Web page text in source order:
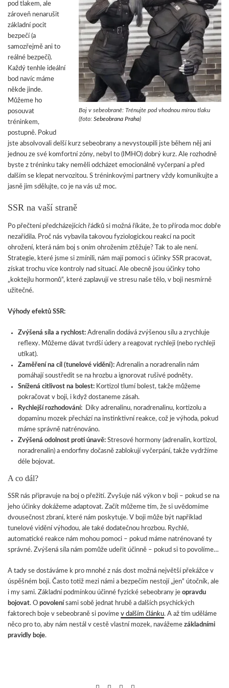
Boj v sebeobraně: Trénujte pod vhodnou mírou tlaku
(foto: Sebeobrana Praha)
pod tlakem, ale
zároveň nenarušit
základní pocit
bezpečí (a
samozřejmě ani to
reálné bezpečí).
Každý tenhle ideální
bod navíc máme
někde jinde.
Můžeme ho
posouvat
tréninkem,
postupně. Pokud
jste absolvovali delší kurz sebeobrany a nevystoupili jste během něj ani
jednou ze své komfortní zóny, nebyl to (IMHO) dobrý kurz. Ale rozhodně
byste z tréninku taky neměli odcházet emocionálně vyčerpaní a před
dalším se klepat nervozitou. S tréninkovými partnery vždy komunikujte a
jasně jim sdělujte, co je na vás už moc.
SSR na vaší straně
Po přečtení předcházejících řádků si možná říkáte, že to příroda moc dobře
nezařídila. Proč nás vybavila takovou fyziologickou reakcí na pocit
ohrožení, která nám boj s oním ohrožením ztěžuje? Tak to ale není.
Strategie, které jsme si zmínili, nám mají pomoci s účinky SSR pracovat,
získat trochu více kontroly nad situací. Ale obecně jsou účinky toho
„koktejlu hormonů“, které zaplavují ve stresu naše tělo, v boji nesmírně
užitečné.
Výhody efektů SSR:
Zvýšená síla a rychlost: Adrenalin dodává zvýšenou sílu a zrychluje
reflexy. Můžeme dávat tvrdší údery a reagovat rychleji (nebo rychleji
utíkat).
Zaměření na cíl (tunelové vidění): Adrenalin a noradrenalin nám
pomáhají soustředit se na hrozbu a ignorovat rušivé podněty.
Snížená citlivost na bolest: Kortizol tlumí bolest, takže můžeme
pokračovat v boji, i když dostaneme zásah.
Rychlejší rozhodování:
Díky adrenalinu, noradrenalinu, kortizolu a
dopaminu mozek přechází na instinktivní reakce, což je výhoda, pokud
máme správně natrénováno.
Zvýšená odolnost proti únavě: Stresové hormony (adrenalin, kortizol,
noradrenalin) a endorfiny dočasně zablokují vyčerpání, takže vydržíme
déle bojovat.
A co dál?
SSR nás připravuje na boj o přežití. Zvyšuje náš výkon v boji – pokud se na
jeho účinky dokážeme adaptovat. Začít můžeme tím, že si uvědomíme
dvousečnost zbraní, které nám poskytuje. V boji může být například
tunelové vidění výhodou, ale také dodatečnou hrozbou. Rychlé,
automatické reakce nám mohou pomoci – pokud máme natrénované ty
správné. Zvýšená síla nám pomůže udeřit účinně – pokud si to povolíme…
A tady se dostáváme k pro mnohé z nás dost možná největší překážce v
úspěšném boji. Často totiž mezi námi a bezpečím nestojí „jen“ útočník, ale
i my sami. Základní podmínkou účinné fyzické sebeobrany je opravdu
bojovat. O povolení sami sobě jednat hrubě a dalších psychických
faktorech boje v sebeobraně si povíme v dalším článku. A až tím uděláme
něco pro to, aby nám nestál v cestě vlastní mozek, navážeme základními
pravidly boje.